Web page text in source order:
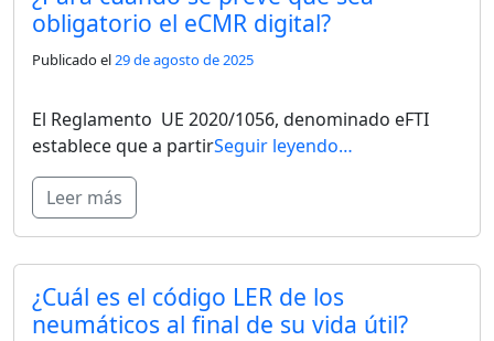
obligatorio el eCMR digital?
Publicado el29 de agosto de 2025
El Reglamento UE 2020/1056, denominado eFTI
establece que a partirSeguir leyendo…
Leer más
¿Cuál es el código LER de los
neumáticos al final de su vida útil?